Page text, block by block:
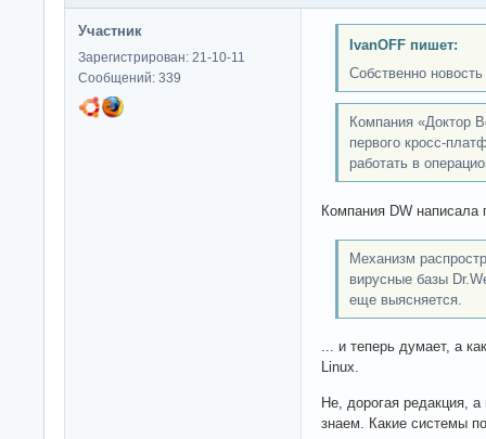
Участник
Зарегистрирован: 21-10-11
Сообщений: 339
IvanOFF пишет:
Собственно
Компания «Доктор
первого кросс-
работать в
Компания DW написала
Механизм
вирусные базы
еще выясняется.
... и теперь думает, а
Linux.
Не, дорогая редакция,
знаем. Какие системы